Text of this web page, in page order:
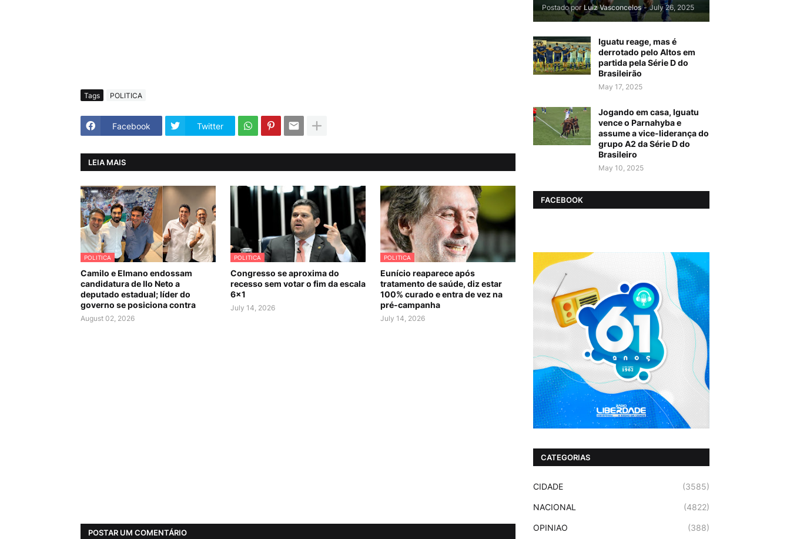
Tags POLITICA
Facebook Twitter
LEIA MAIS
POLITICA
Camilo e Elmano endossam
candidatura de Ilo Neto a
deputado estadual; líder do
governo se posiciona contra
August 02, 2026
POLITICA
Congresso se aproxima do
recesso sem votar o fim da escala
6×1
July 14, 2026
POLITICA
Eunício reaparece após
tratamento de saúde, diz estar
100% curado e entra de vez na
pré-campanha
July 14, 2026
POSTAR UM COMENTÁRIO
Postado por Luiz Vasconcelos - July 26, 2025
Iguatu reage, mas é
derrotado pelo Altos em
partida pela Série D do
Brasileirão
May 17, 2025
Jogando em casa, Iguatu
vence o Parnahyba e
assume a vice-liderança do
grupo A2 da Série D do
Brasileiro
May 10, 2025
FACEBOOK
CATEGORIAS
CIDADE (3585)
NACIONAL (4822)
OPINIAO (388)